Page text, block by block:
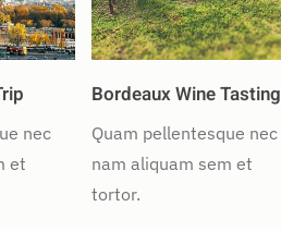
nec
et
Bordeaux Wine Tasting
Quam pellentesque nec
nam aliquam sem et
tortor.